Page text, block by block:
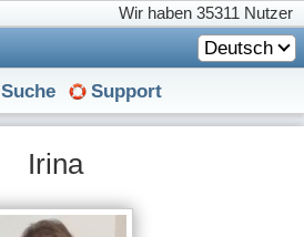
Wir haben 35311 Nutzer
Deutsch
Suche Support
Irina